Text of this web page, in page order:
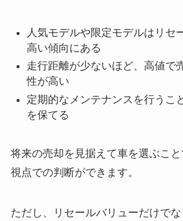
人気モデルや限定モデルはリセ
高い傾向にある
走行距離が少ないほど、高値で
性が高い
定期的なメンテナンスを行うこ
を保てる
将来の売却を見据えて車を選ぶこ
視点での判断ができます。
ただし、リセールバリューだけで